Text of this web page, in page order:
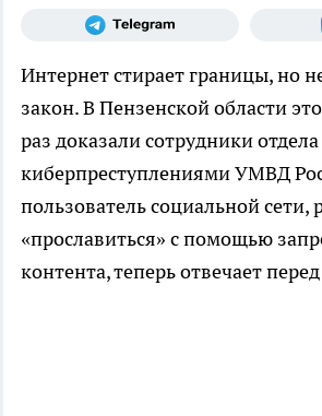
Интернет стирает границы, но
закон. В Пензенской области
раз доказали сотрудники
киберпреступлениями УМВД
пользователь социальной
«прославиться» с помощью
контента, теперь отвечает